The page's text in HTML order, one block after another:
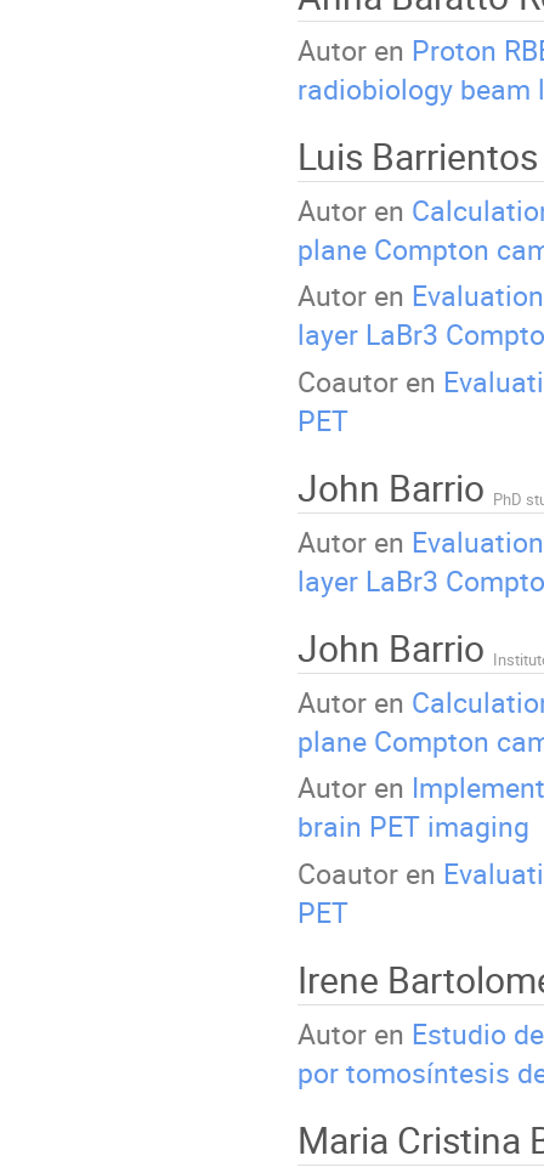
Autor en Proton
radiobiology
Luis
Autor en
plane Compton
Autor en
layer LaBr3
Coautor en
PET
John Barrio PhD
Autor en
layer LaBr3
John Barrio
Autor en
plane Compton
Autor en
brain PET imaging
Coautor en
PET
Irene
Autor en Estudio
por tomosíntesis
Maria Cristina